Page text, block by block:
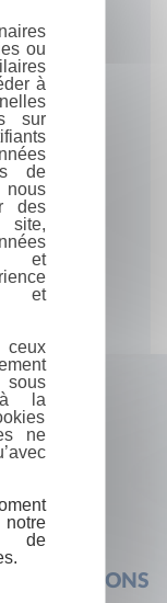
QUESTIONS
ou
à
sur
de
des
site,
et
et
à la
ne
notre
de